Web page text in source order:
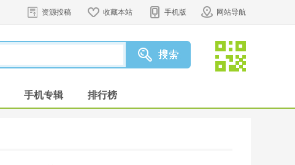
资源投稿 收藏本站 手机版 网站导航
手机专辑 排行榜